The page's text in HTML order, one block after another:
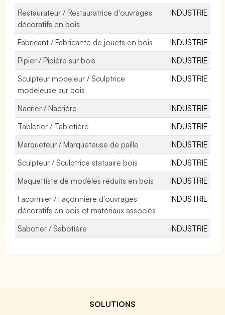
Restaurateur / Restauratrice d'ouvrages
décoratifs en bois
INDUSTRIE
Fabricant / Fabricante de jouets en bois
INDUSTRIE
Pipier / Pipière sur bois
INDUSTRIE
Sculpteur modeleur / Sculptrice
modeleuse sur bois
INDUSTRIE
Nacrier / Nacrière
INDUSTRIE
Tabletier / Tabletière
INDUSTRIE
Marqueteur / Marqueteuse de paille
INDUSTRIE
Sculpteur / Sculptrice statuaire bois
INDUSTRIE
Maquettiste de modèles réduits en bois
INDUSTRIE
Façonnier / Façonnière d'ouvrages
décoratifs en bois et matériaux associés
INDUSTRIE
Sabotier / Sabotière INDUSTRIE
SOLUTIONS